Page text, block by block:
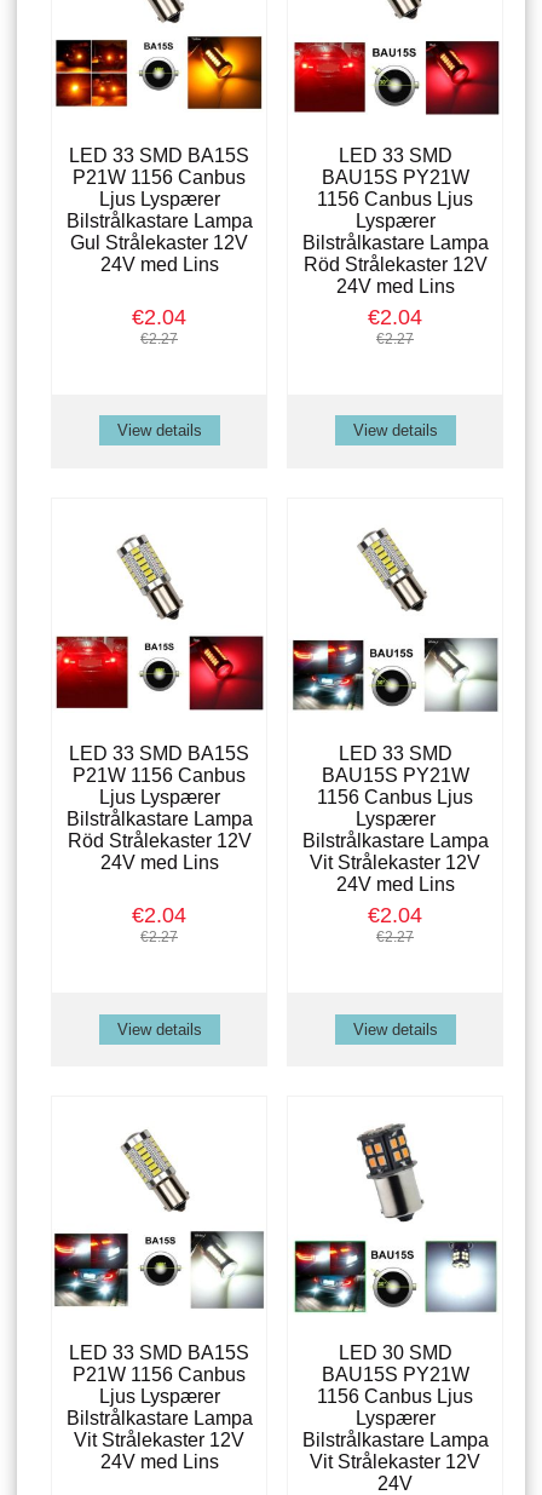
LED 33 SMD BA15S
P21W 1156 Canbus
Ljus Lyspærer
Bilstrålkastare Lampa
Gul Strålekaster 12V
24V med Lins
€2.04
€2.27
View details
LED 33 SMD
BAU15S PY21W
1156 Canbus Ljus
Lyspærer
Bilstrålkastare Lampa
Röd Strålekaster 12V
24V med Lins
€2.04
€2.27
View details
LED 33 SMD BA15S
P21W 1156 Canbus
Ljus Lyspærer
Bilstrålkastare Lampa
Röd Strålekaster 12V
24V med Lins
€2.04
€2.27
View details
LED 33 SMD
BAU15S PY21W
1156 Canbus Ljus
Lyspærer
Bilstrålkastare Lampa
Vit Strålekaster 12V
24V med Lins
€2.04
€2.27
View details
LED 33 SMD BA15S
P21W 1156 Canbus
Ljus Lyspærer
Bilstrålkastare Lampa
Vit Strålekaster 12V
24V med Lins
LED 30 SMD
BAU15S PY21W
1156 Canbus Ljus
Lyspærer
Bilstrålkastare Lampa
Vit Strålekaster 12V
24V